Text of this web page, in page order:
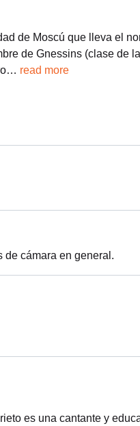
de Moscú que lleva el
de Gnessins (clase de
… read more
de cámara en general.
es una cantante y